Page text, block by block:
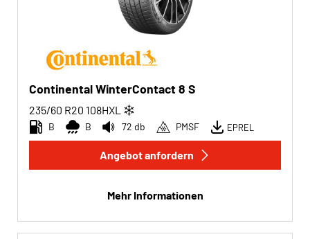
Continental WinterContact 8 S
235/60 R20 108HXL
B B 72 db PMSF EPREL
Angebot anfordern
Mehr Informationen